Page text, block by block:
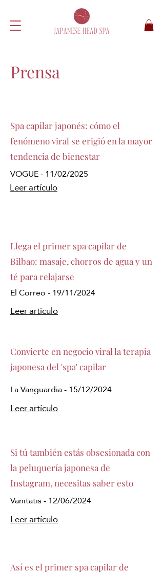
Prensa
Spa capilar japonés: cómo el
fenómeno viral se erigió en la mayor
tendencia de bienestar
VOGUE - 11/02/2025
Leer artículo
Llega el primer spa capilar de
Bilbao: masaje, chorros de agua y un
té para relajarse
El Correo - 19/11/2024
Leer artículo
Convierte en negocio viral la terapia
japonesa del 'spa' capilar
La Vanguardia - 15/12/2024
Leer artículo
Si tú también estás obsesionada con
la peluquería japonesa de
Instagram, necesitas saber esto
Vanitatis - 12/06/2024
Leer artículo
Así es el primer spa capilar de